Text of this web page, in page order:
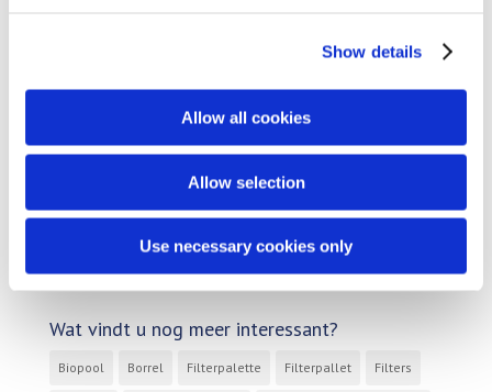
Show details
Allow all cookies
Allow selection
Use necessary cookies only
Geen onderdeel van een categorie
Product
Vacatures
Wat vindt u nog meer interessant?
Biopool Borrel Filterpalette Filterpallet Filters